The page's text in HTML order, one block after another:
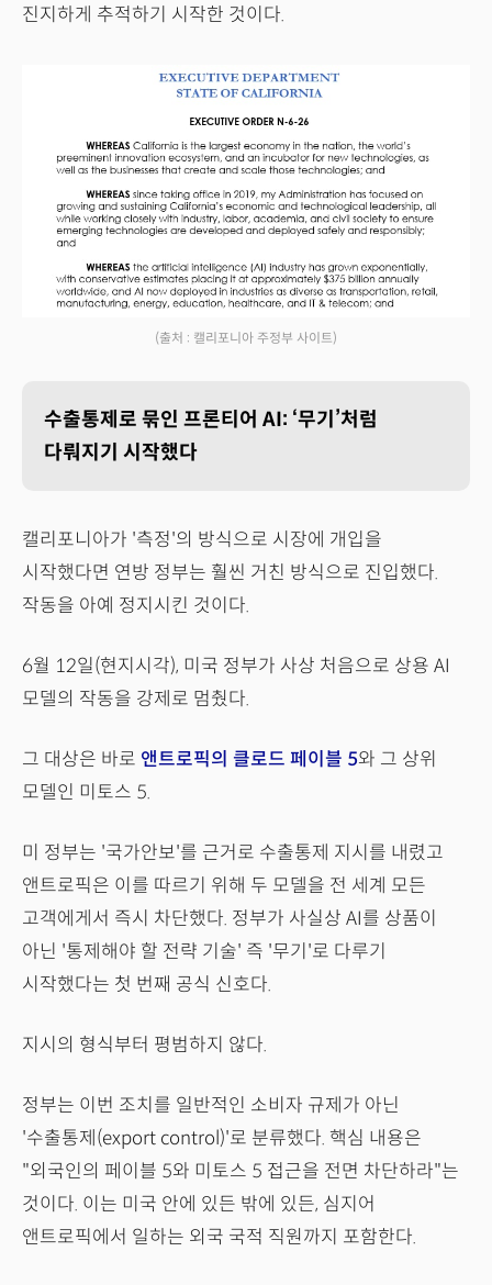
진지하게 추적하기 시작한 것이다.
(출처 : 캘리포니아 주정부 사이트)
수출통제로 묶인 프론티어 AI: ‘무기’처럼
다뤄지기 시작했다
캘리포니아가 '측정'의 방식으로 시장에 개입을
시작했다면 연방 정부는 훨씬 거친 방식으로 진입했다.
작동을 아예 정지시킨 것이다.
6월 12일(현지시각), 미국 정부가 사상 처음으로 상용 AI
모델의 작동을 강제로 멈췄다.
그 대상은 바로 앤트로픽의 클로드 페이블 5와 그 상위
모델인 미토스 5.
미 정부는 '국가안보'를 근거로 수출통제 지시를 내렸고
앤트로픽은 이를 따르기 위해 두 모델을 전 세계 모든
고객에게서 즉시 차단했다. 정부가 사실상 AI를 상품이
아닌 '통제해야 할 전략 기술' 즉 '무기'로 다루기
시작했다는 첫 번째 공식 신호다.
지시의 형식부터 평범하지 않다.
정부는 이번 조치를 일반적인 소비자 규제가 아닌
'수출통제(export control)'로 분류했다. 핵심 내용은
"외국인의 페이블 5와 미토스 5 접근을 전면 차단하라"는
것이다. 이는 미국 안에 있든 밖에 있든, 심지어
앤트로픽에서 일하는 외국 국적 직원까지 포함한다.